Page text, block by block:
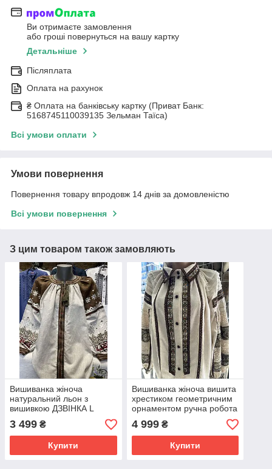
Ви отримаєте замовлення
або гроші повернуться на вашу картку
Детальніше
Післяплата
Оплата на рахунок
₴ Оплата на банківську картку (Приват Банк:
5168745110039135 Зельман Таїса)
Всі умови оплати
Умови повернення
Повернення товару впродовж 14 днів за домовленістю
Всі умови повернення
З цим товаром також замовляють
Вишиванка жіноча
натуральний льон з
вишивкою ДЗВІНКА L
3 499 ₴
Купити
Вишиванка жіноча вишита
хрестиком геометричним
орнаментом ручна робота
розмір 46
4 999₴
Купити